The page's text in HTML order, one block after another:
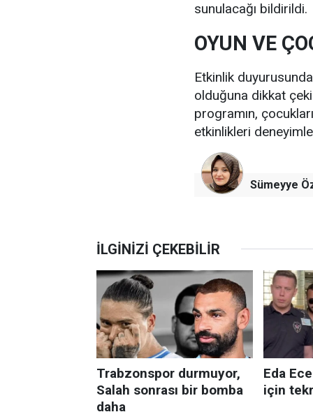
sunulacağı bildirildi.
OYUN VE
Etkinlik
olduğuna dikkat
programın,
etkinlikleri
Sümeyye